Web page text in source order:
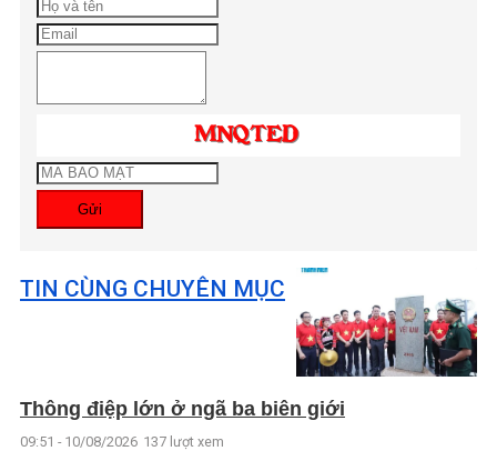
Gửi
TIN CÙNG CHUYÊN MỤC
Thông điệp lớn ở ngã ba biên giới
09:51 - 10/08/2026 137 lượt xem